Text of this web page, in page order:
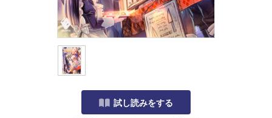
試し読みをする